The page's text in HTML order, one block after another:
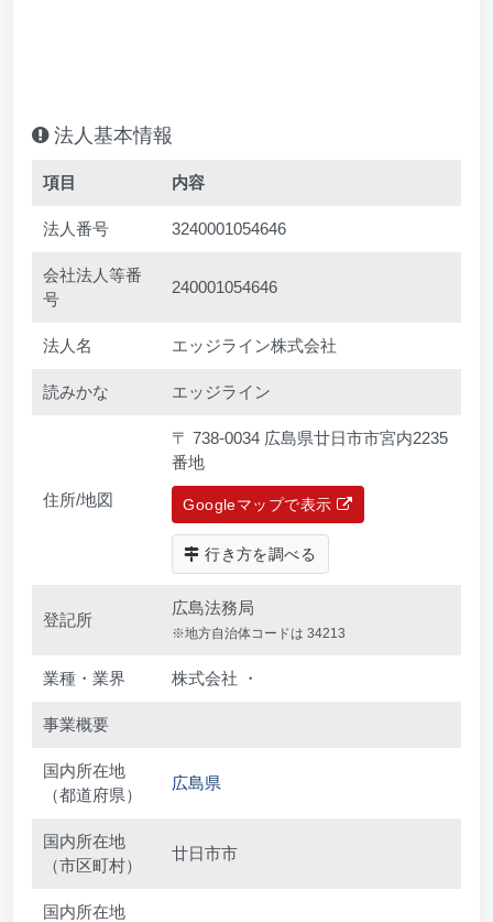
法人基本情報
項目 内容
法人番号 3240001054646
会社法人等番
号
240001054646
法人名 エッジライン株式会社
読みかな エッジライン
住所/地図
〒 738-0034 広島県廿日市市宮内2235
番地
Googleマップで表示
行き方を調べる
登記所
広島法務局
※地方自治体コードは 34213
業種・業界 株式会社 ・
事業概要
国内所在地
（都道府県）
広島県
国内所在地
（市区町村）
廿日市市
国内所在地